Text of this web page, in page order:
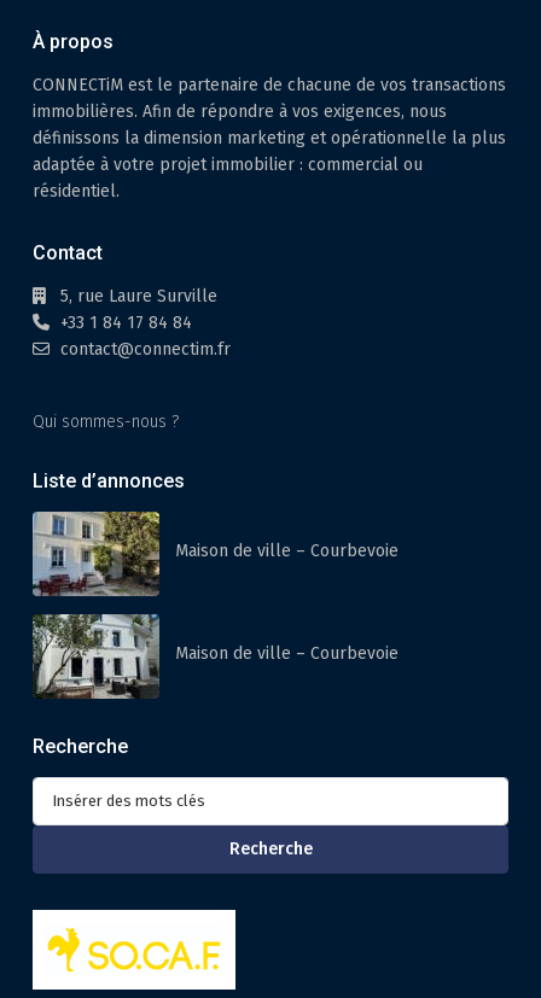
À propos
CONNECTiM est le partenaire de chacune de vos transactions
immobilières. Afin de répondre à vos exigences, nous
définissons la dimension marketing et opérationnelle la plus
adaptée à votre projet immobilier : commercial ou
résidentiel.
Contact
5, rue Laure Surville
+33 1 84 17 84 84
contact@connectim.fr
Qui sommes-nous ?
Liste d’annonces
Maison de ville – Courbevoie
Maison de ville – Courbevoie
Recherche
Recherche
Recherche